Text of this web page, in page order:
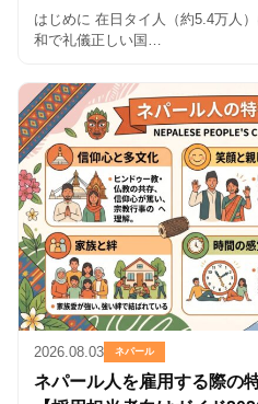
はじめに 在日タイ人（約5.4万人
和で礼儀正しい国…
2026.08.03 ネパール
ネパール人を雇用する際の